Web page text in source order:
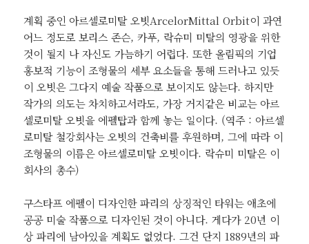
계획 중인 아르셀로미탈 오빗ArcelorMittal Orbit이 과연
어느 정도로 보리스 존슨, 카푸, 락슈미 미탈의 영광을 위한
것이 될지 나 자신도 가늠하기 어렵다. 또한 올림픽의 기업
홍보적 기능이 조형물의 세부 요소들을 통해 드러나고 있듯
이 오빗은 그다지 예술 작품으로 보이지도 않는다. 하지만
작가의 의도는 차치하고서라도, 가장 거지같은 비교는 아르
셀로미탈 오빗을 에펠탑과 함께 놓는 일이다. (역주 : 아르셀
로미탈 철강회사는 오빗의 건축비를 후원하며, 그에 따라 이
조형물의 이름은 아르셀로미탈 오빗이다. 락슈미 미탈은 이
회사의 총수)
구스타프 에펠이 디자인한 파리의 상징적인 타워는 애초에
공공 미술 작품으로 디자인된 것이 아니다. 게다가 20년 이
상 파리에 남아있을 계획도 없었다. 그건 단지 1889년의 파